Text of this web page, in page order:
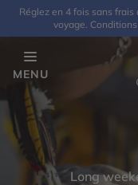
Réglez en 4 fois sans
voyage.
MENU
Long